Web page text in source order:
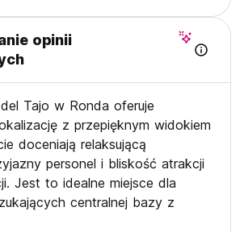
opinii
Tajo w Ronda oferuje
z przepięknym widokiem
doceniają relaksującą
personel i bliskość atrakcji
Jest to idealne miejsce dla
centralnej bazy z